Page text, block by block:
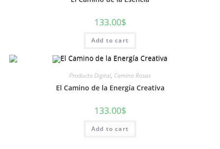
133.00$
Add to cart
Producto Digital, Camino Rosas
El Camino de la Energía Creativa
133.00$
Add to cart